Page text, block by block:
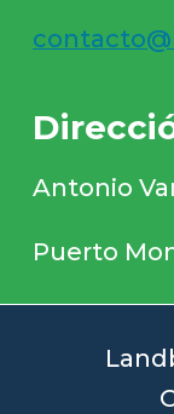
Antonio
Puerto